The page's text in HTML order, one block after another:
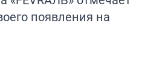
появления на